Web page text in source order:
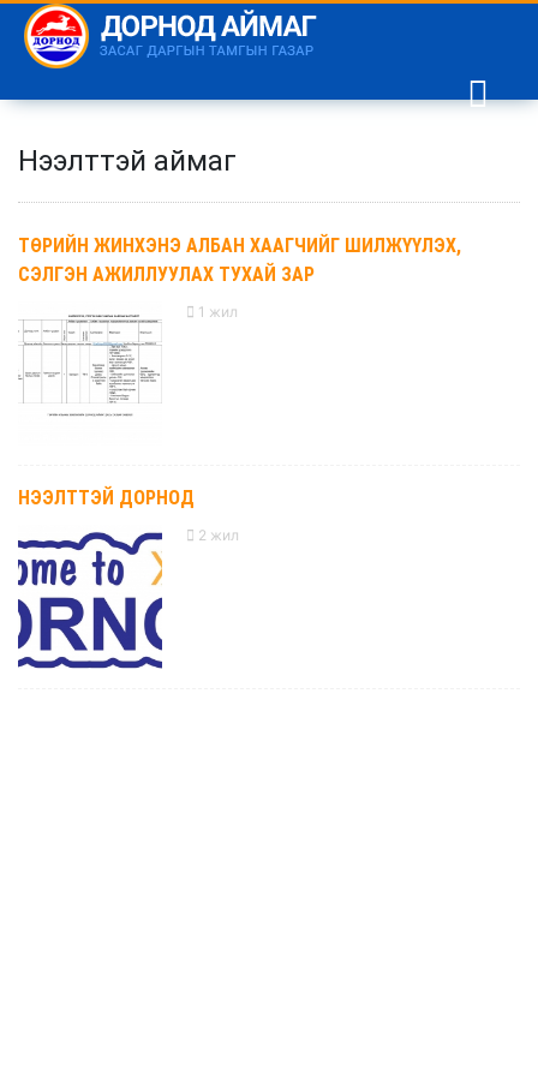
Нээлттэй аймаг
ТӨРИЙН ЖИНХЭНЭ АЛБАН ХААГЧИЙГ ШИЛЖҮҮЛЭХ,
СЭЛГЭН АЖИЛЛУУЛАХ ТУХАЙ ЗАР
1 жил
НЭЭЛТТЭЙ ДОРНОД
2 жил